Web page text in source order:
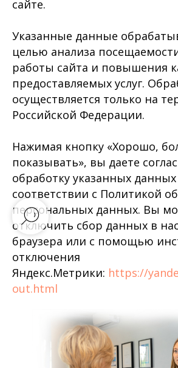
сайте.
Указанные данные
целью анализа
работы сайта и повышения
предоставляемых услуг.
осуществляется только на
Российской Федерации.
Нажимая кнопку «Хорошо,
показывать», вы даете
обработку указанных
соответствии с Политикой
персональных данных. Вы
отключить сбор данных в
браузера или с помощью
отключения
Яндекс.Метрики: https://
out.html